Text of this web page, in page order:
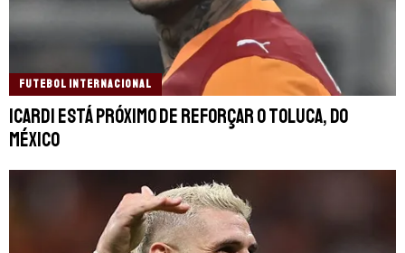
FUTEBOL INTERNACIONAL
Icardi está próximo de reforçar o Toluca, do
México